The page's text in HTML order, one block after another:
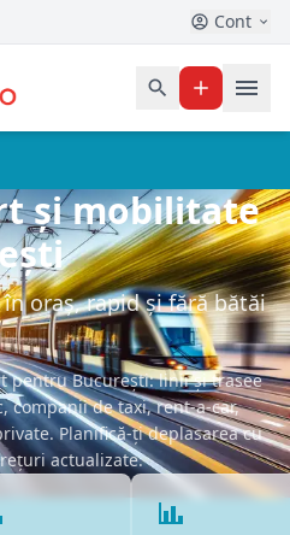
Cont
și mobilitate
oraș, rapid și fără bătăi
pentru București: linii și trasee
companii de taxi, rent-a-car,
Planifică-ți deplasarea cu
actualizate.